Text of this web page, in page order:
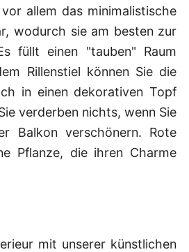
allem das minimalistische
wodurch sie am besten zur
füllt einen "tauben" Raum
Rillenstiel können Sie die
in einen dekorativen Topf
verderben nichts, wenn Sie
Balkon verschönern. Rote
Pflanze, die ihren Charme
mit unserer künstlichen